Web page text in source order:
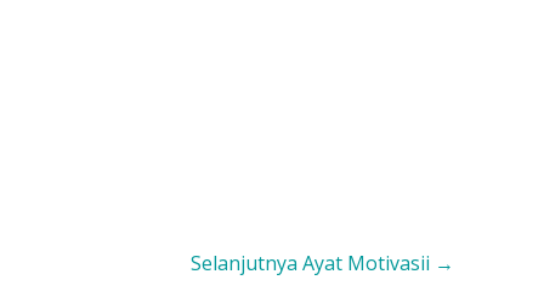
Selanjutnya Ayat Motivasii →